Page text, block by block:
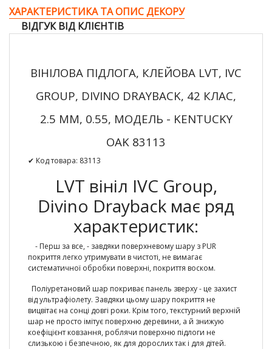
ХАРАКТЕРИСТИКА ТА ОПИС ДЕКОРУ
ВІДГУК ВІД КЛІЄНТІВ
ВІНІЛОВА ПІДЛОГА, КЛЕЙОВА LVT, IVC
GROUP, DIVINO DRAYBACK, 42 КЛАС,
2.5 ММ, 0.55, МОДЕЛЬ - KENTUCKY
OAK 83113
✔ Код товара: 83113
LVT вініл IVC Group,
Divino Drayback має ряд
характеристик:
- Перш за все, - завдяки поверхневому шару з PUR
покриття легко утримувати в чистоті, не вимагає
систематичної обробки поверхні, покриття воском.
Поліуретановий шар покриває панель зверху - це захист
від ультрафіолету. Завдяки цьому шару покриття не
вицвітає на сонці довгі роки. Крім того, текстурний верхній
шар не просто імітує поверхню деревини, а й знижую
коефіцієнт ковзання, роблячи поверхню підлоги не
слизькою і безпечною, як для дорослих так і для дітей.